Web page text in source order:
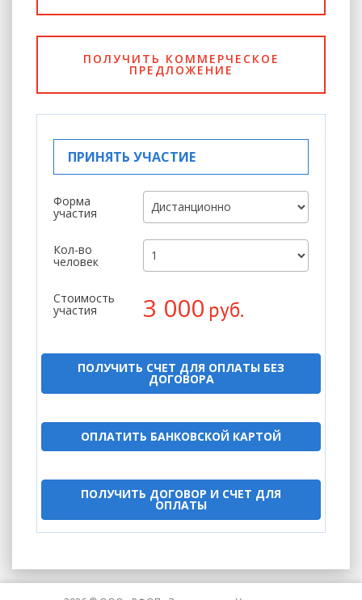
ПОЛУЧИТЬ КОММЕРЧЕСКОЕ
ПРЕДЛОЖЕНИЕ
ПРИНЯТЬ УЧАСТИЕ
Форма
участия
Кол-во
человек
Стоимость
участия 3 000 руб.
ПОЛУЧИТЬ СЧЕТ ДЛЯ ОПЛАТЫ БЕЗ
ДОГОВОРА
ОПЛАТИТЬ БАНКОВСКОЙ КАРТОЙ
ПОЛУЧИТЬ ДОГОВОР И СЧЕТ ДЛЯ
ОПЛАТЫ